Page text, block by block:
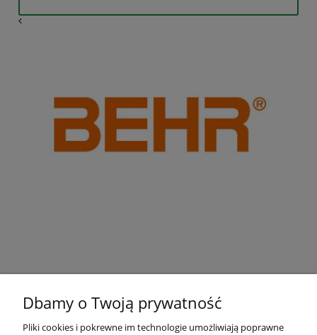
Dbamy o Twoją prywatność
Pliki cookies i pokrewne im technologie umożliwiają poprawne